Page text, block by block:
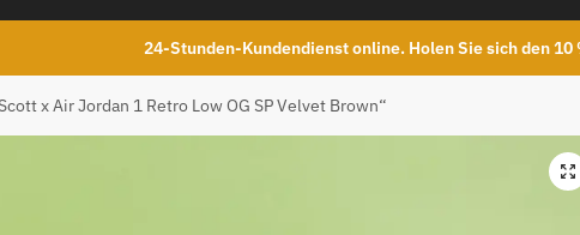
24-Stunden-Kundendienst online. Holen Sie sich den
x Air Jordan 1 Retro Low OG SP Velvet Brown“